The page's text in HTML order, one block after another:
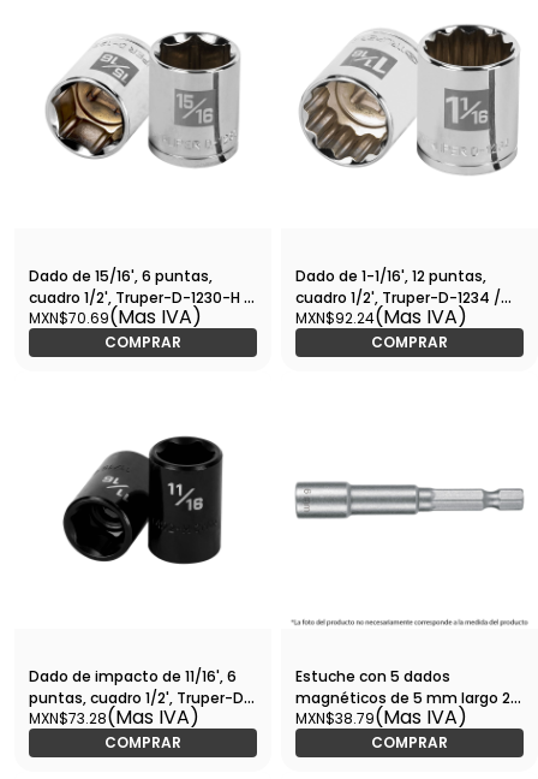
Dado de 15/16', 6 puntas,
cuadro 1/2', Truper-D-1230-H /
13239
MXN$70.69(Mas IVA)
COMPRAR
Dado de 1-1/16', 12 puntas,
cuadro 1/2', Truper-D-1234 /
13311
MXN$92.24(Mas IVA)
COMPRAR
Dado de impacto de 11/16', 6
puntas, cuadro 1/2', Truper-D-
7422-H / 13380
MXN$73.28(Mas IVA)
COMPRAR
Estuche con 5 dados
magnéticos de 5 mm largo 2-
1/2', Expert-PUDE-9005 / 12945
MXN$38.79(Mas IVA)
COMPRAR